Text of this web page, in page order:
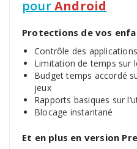
pourAndroid
Protections de vos
Contrôle des applications
Limitation de temps sur
Budget temps accordé
jeux
Rapports basiques sur
Blocage instantané
Et en plus en version